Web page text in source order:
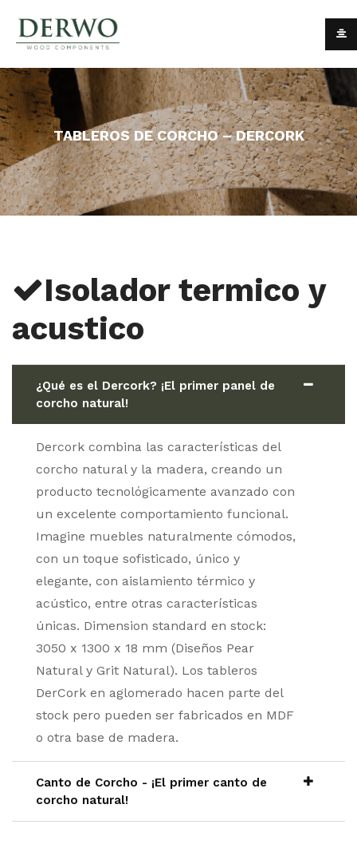
TABLEROS DE CORCHO – DERCORK
Isolador termico y
acustico
¿Qué es el Dercork? ¡El primer panel de
corcho natural!
Dercork combina las características del
corcho natural y la madera, creando un
producto tecnológicamente avanzado con
un excelente comportamiento funcional.
Imagine muebles naturalmente cómodos,
con un toque sofisticado, único y
elegante, con aislamiento térmico y
acústico, entre otras características
únicas. Dimension standard en stock:
3050 x 1300 x 18 mm (Diseños Pear
Natural y Grit Natural). Los tableros
DerCork en aglomerado hacen parte del
stock pero pueden ser fabricados en MDF
o otra base de madera.
Canto de Corcho - ¡El primer canto de
corcho natural!